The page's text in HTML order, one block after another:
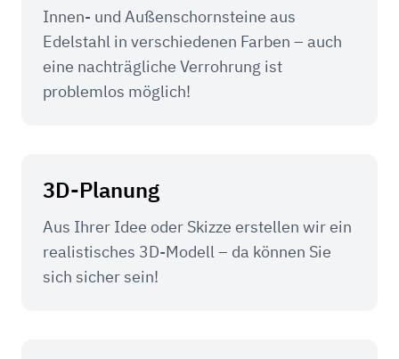
Innen- und Außenschornsteine aus
Edelstahl in verschiedenen Farben – auch
eine nachträgliche Verrohrung ist
problemlos möglich!
3D-Planung
Aus Ihrer Idee oder Skizze erstellen wir ein
realistisches 3D-Modell – da können Sie
sich sicher sein!